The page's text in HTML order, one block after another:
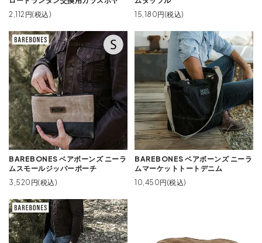
2,112円(税込)
15,180円(税込)
BAREBONES ベアボーンズ ニーラ
ムスモールジッパーポーチ
3,520円(税込)
BAREBONES ベアボーンズ ニーラ
ムマーケットトートデニム
10,450円(税込)